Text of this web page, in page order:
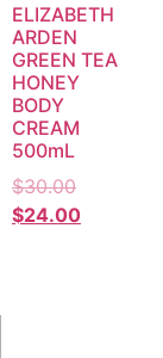
ELIZABETH
ARDEN
GREEN TEA
HONEY
BODY
CREAM
500mL
$30.00
$24.00